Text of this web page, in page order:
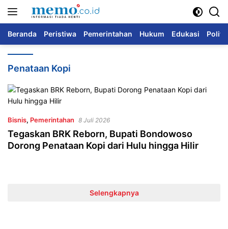
Beranda Peristiwa Pemerintahan Hukum Edukasi Politik
Penataan Kopi
Bisnis, Pemerintahan 8 Juli 2026
Tegaskan BRK Reborn, Bupati Bondowoso
Dorong Penataan Kopi dari Hulu hingga Hilir
Selengkapnya